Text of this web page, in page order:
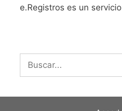
e.Registros es un
Buscar: